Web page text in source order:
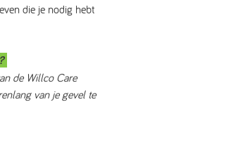
die je nodig hebt
de Willco Care
van je gevel te